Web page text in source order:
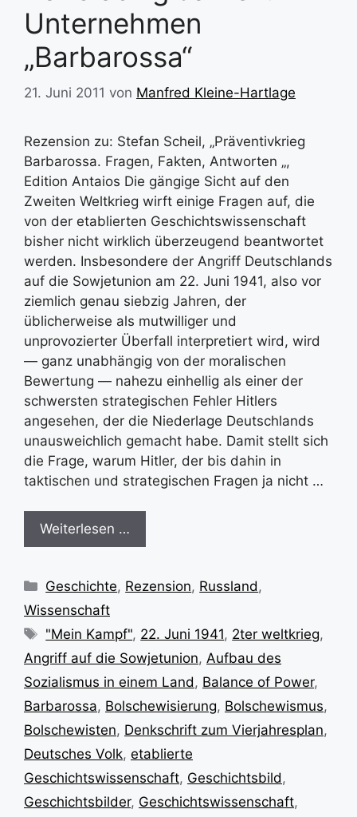
Unternehmen
„Barbarossa“
21. Juni 2011 von Manfred Kleine-Hartlage
Rezension zu: Stefan Scheil, „Präventivkrieg
Barbarossa. Fragen, Fakten, Antworten „,
Edition Antaios Die gängige Sicht auf den
Zweiten Weltkrieg wirft einige Fragen auf, die
von der etablierten Geschichtswissenschaft
bisher nicht wirklich überzeugend beantwortet
werden. Insbesondere der Angriff Deutschlands
auf die Sowjetunion am 22. Juni 1941, also vor
ziemlich genau siebzig Jahren, der
üblicherweise als mutwilliger und
unprovozierter Überfall interpretiert wird, wird
— ganz unabhängig von der moralischen
Bewertung — nahezu einhellig als einer der
schwersten strategischen Fehler Hitlers
angesehen, der die Niederlage Deutschlands
unausweichlich gemacht habe. Damit stellt sich
die Frage, warum Hitler, der bis dahin in
taktischen und strategischen Fragen ja nicht …
Weiterlesen …
Kategorien
Geschichte, Rezension, Russland,
Wissenschaft
Schlagwörter
"Mein Kampf", 22. Juni 1941, 2ter weltkrieg,
Angriff auf die Sowjetunion, Aufbau des
Sozialismus in einem Land, Balance of Power,
Barbarossa, Bolschewisierung, Bolschewismus,
Bolschewisten, Denkschrift zum Vierjahresplan,
Deutsches Volk, etablierte
Geschichtswissenschaft, Geschichtsbild,
Geschichtsbilder, Geschichtswissenschaft,